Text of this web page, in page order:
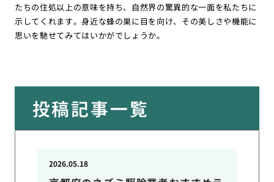
たちの住処以上の意味を持ち、自然界の驚異的な一面を私たちに
示してくれます。身近な蜂の巣に目を向け、その美しさや機能に
思いを馳せてみてはいかがでしょうか。
投稿記事一覧
2026.05.18